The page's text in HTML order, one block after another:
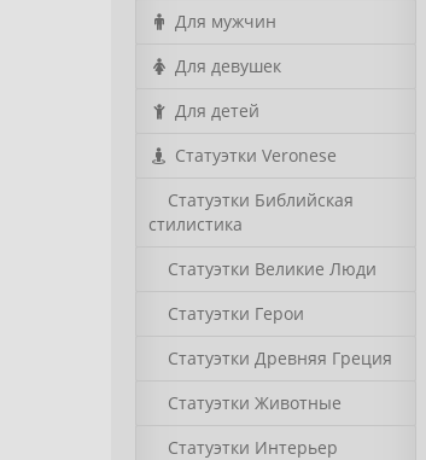
Для мужчин
Для девушек
Для детей
Статуэтки Veronese
Статуэтки Библийская
стилистика
Статуэтки Великие Люди
Статуэтки Герои
Статуэтки Древняя Греция
Статуэтки Животные
Статуэтки Интерьер